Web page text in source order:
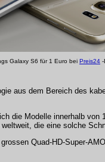
Galaxy S6 für 1 Euro bei Preis24 -
aus dem Bereich des
die Modelle innerhalb
die eine solche
Quad-HD-Super-